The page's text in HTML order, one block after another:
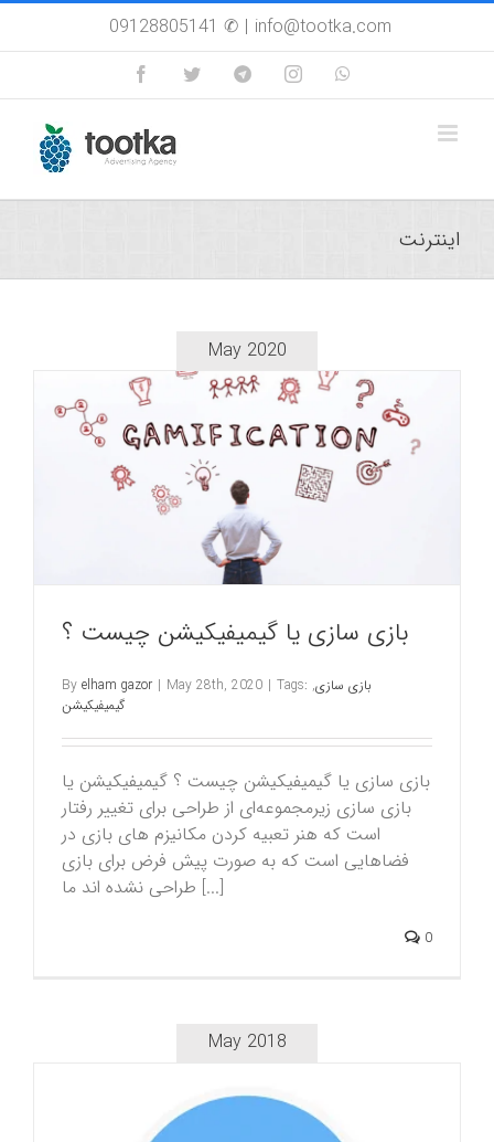
Skip
09128805141 ✆ | info@tootka.com
FacebookTwitterCustom Instagram
اینترنت
May 2020
بازی سازی یا گیمیفیکیشن چیست ؟
By elham gazor | May 28th, 2020 | Tags: بازی سازی,
گیمیفیکیشن
بازی سازی یا گیمیفیکیشن چیست ؟ گیمیفیکیشن یا
بازی سازی زیرمجموعه‌ای از طراحی برای تغییر رفتار
است که هنر تعبیه کردن مکانیزم های بازی در
فضاهایی است که به صورت پیش فرض برای بازی
طراحی نشده اند ما [...]
0
May 2018